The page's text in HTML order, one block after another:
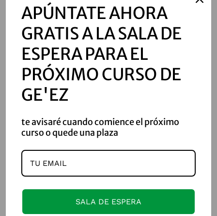
አምላኮሙ፡ዐመፃ፡ወጽልሑተ።
10ወይከውን፡ይእተ፡ዕለተ፤ይቤ፡
እግዚአብሔር፤ወይከውን፡ቃለ፡
አውያት፡እምአናቅጽ፡ወእምእለ፡
ይረግዙ፡ውውዓ፡እምውስጥ፡
ወቀትል፡ዐቢይ፡በውስተ፡አውግር።
ብክዩ፡እለ፡ትነብሩ፡ውስተ፡
እሕዛበ፡ከነአን፡ተሠረዉ፡ኵሎሙ፡
APÚNTATE AHORA
GRATIS A LA SALA DE
ESPERA PARA EL
PRÓXIMO CURSO DE
GE'EZ
te avisaré cuando comience el próximo
curso o quede una plaza
SALA DE ESPERA